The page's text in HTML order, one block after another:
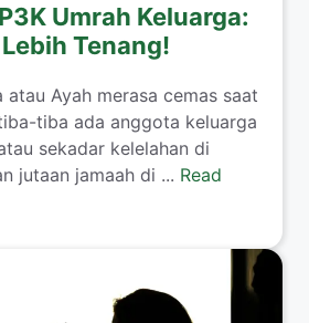
Umrah Keluarga:
Tenang!
atau Ayah merasa cemas saat
tiba ada anggota keluarga
sekadar kelelahan di
jutaan jamaah di ... Read